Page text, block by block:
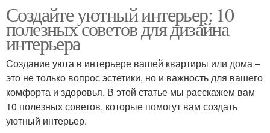
Создайте уютный интерьер: 10
полезных советов для дизайна
интерьера
Создание уюта в интерьере вашей квартиры или дома –
это не только вопрос эстетики, но и важность для вашего
комфорта и здоровья. В этой статье мы расскажем вам
10 полезных советов, которые помогут вам создать
уютный интерьер.